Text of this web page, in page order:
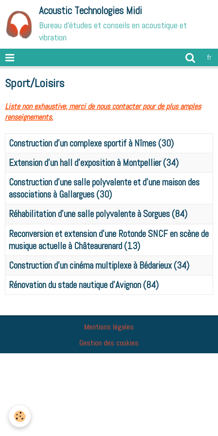
Acoustic Technologies Midi
Bureau d'études et conseils en acoustique et
vibration
fr
Sport/Loisirs
Liste non exhaustive, merci de nous contacter pour de plus amples
renseignements.
Construction d'un complexe sportif à Nîmes (30)
Extension d'un hall d'exposition à Montpellier (34)
Construction d'une salle polyvalente et d'une maison des
associations à Gallargues (30)
Réhabilitation d'une salle polyvalente à Sorgues (84)
Reconversion et extension d'une Rotonde SNCF en scène de
musique actuelle à Châteaurenard (13)
Construction d'un cinéma multiplexe à Bédarieux (34)
Rénovation du stade nautique d'Avignon (84)
Mentions légales
Gestion des cookies